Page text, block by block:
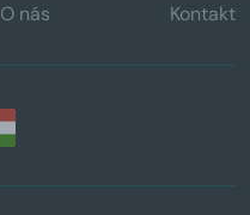
O nás Kontakt